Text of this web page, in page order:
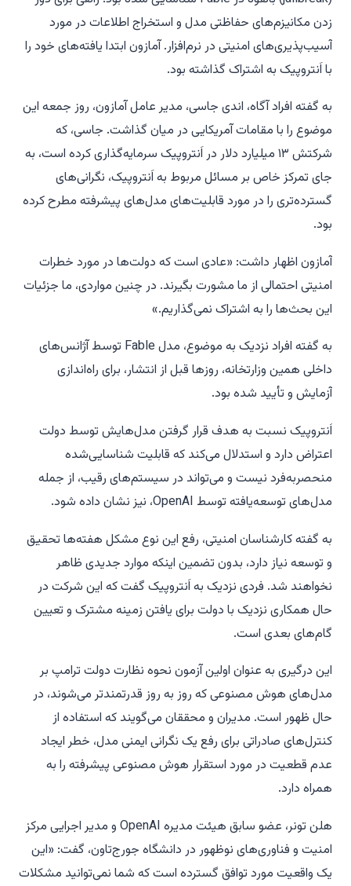
زدن مکانیزم‌های حفاظتی مدل و استخراج اطلاعات در مورد
آسیب‌پذیری‌های امنیتی در نرم‌افزار. آمازون ابتدا یافته‌های خود را
با اَنتروپیک به اشتراک گذاشته بود.
به گفته افراد آگاه، اندی جاسی، مدیر عامل آمازون، روز جمعه این
موضوع را با مقامات آمریکایی در میان گذاشت. جاسی، که
شرکتش ۱۳ میلیارد دلار در اَنتروپیک سرمایه‌گذاری کرده است، به
جای تمرکز خاص بر مسائل مربوط به اَنتروپیک، نگرانی‌های
گسترده‌تری را در مورد قابلیت‌های مدل‌های پیشرفته مطرح کرده
بود.
آمازون اظهار داشت: «عادی است که دولت‌ها در مورد خطرات
امنیتی احتمالی از ما مشورت بگیرند. در چنین مواردی، ما جزئیات
این بحث‌ها را به اشتراک نمی‌گذاریم.»
به گفته افراد نزدیک به موضوع، مدل Fable توسط آژانس‌های
داخلی همین وزارتخانه، روزها قبل از انتشار، برای راه‌اندازی
آزمایش و تأیید شده بود.
اَنتروپیک نسبت به هدف قرار گرفتن مدل‌هایش توسط دولت
اعتراض دارد و استدلال می‌کند که قابلیت شناسایی‌شده
منحصربه‌فرد نیست و می‌تواند در سیستم‌های رقیب، از جمله
مدل‌های توسعه‌یافته توسط OpenAI، نیز نشان داده شود.
به گفته کارشناسان امنیتی، رفع این نوع مشکل هفته‌ها تحقیق
و توسعه نیاز دارد، بدون تضمین اینکه موارد جدیدی ظاهر
نخواهند شد. فردی نزدیک به اَنتروپیک گفت که این شرکت در
حال همکاری نزدیک با دولت برای یافتن زمینه مشترک و تعیین
گام‌های بعدی است.
این درگیری به عنوان اولین آزمون نحوه نظارت دولت ترامپ بر
مدل‌های هوش مصنوعی که روز به روز قدرتمندتر می‌شوند، در
حال ظهور است. مدیران و محققان می‌گویند که استفاده از
کنترل‌های صادراتی برای رفع یک نگرانی ایمنی مدل، خطر ایجاد
عدم قطعیت در مورد استقرار هوش مصنوعی پیشرفته را به
همراه دارد.
هلن تونر، عضو سابق هیئت مدیره OpenAI و مدیر اجرایی مرکز
امنیت و فناوری‌های نوظهور در دانشگاه جورج‌تاون، گفت: «این
یک واقعیت مورد توافق گسترده است که شما نمی‌توانید مشکلات